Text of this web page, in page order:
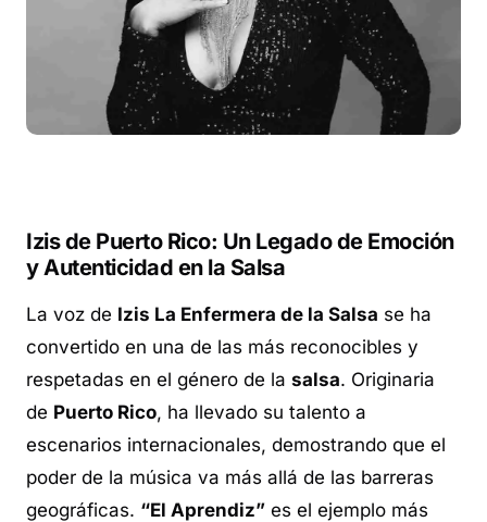
Izis de Puerto Rico: Un Legado de Emoción
y Autenticidad en la Salsa
La voz de Izis La Enfermera de la Salsa se ha
convertido en una de las más reconocibles y
respetadas en el género de la salsa. Originaria
de Puerto Rico, ha llevado su talento a
escenarios internacionales, demostrando que el
poder de la música va más allá de las barreras
geográficas. “El Aprendiz” es el ejemplo más